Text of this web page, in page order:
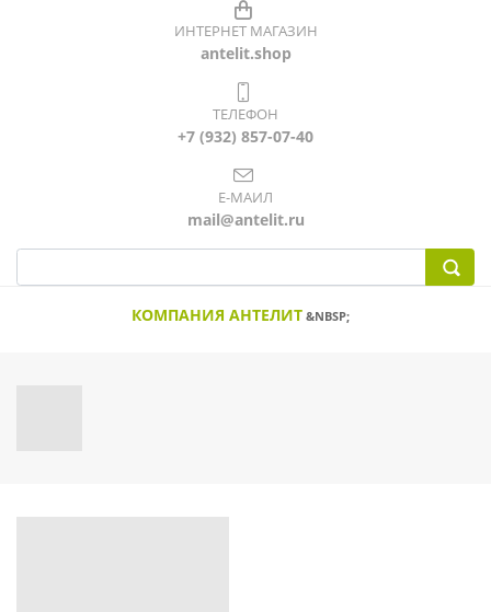
ИНТЕРНЕТ МАГАЗИН
antelit.shop
ТЕЛЕФОН
+7 (932) 857-07-40
Е-МАИЛ
mail@antelit.ru
КОМПАНИЯ АНТЕЛИТ &NBSP;